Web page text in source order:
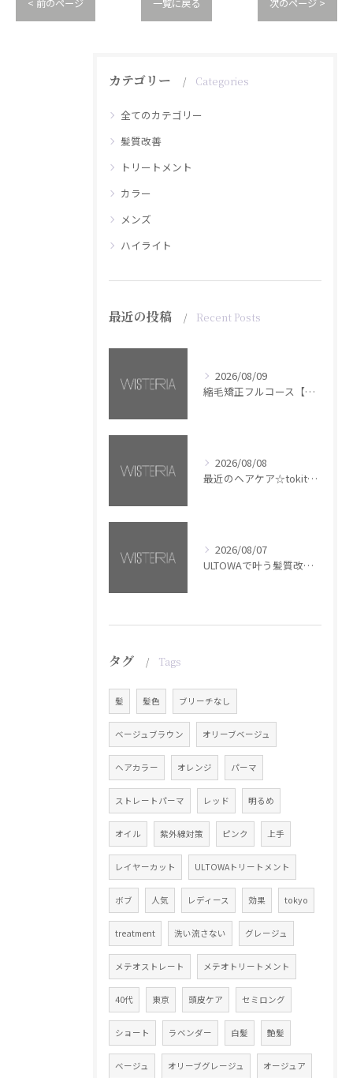
< 前のページ 一覧に戻る 次のページ >
カテゴリー Categories
全てのカテゴリー
髪質改善
トリートメント
カラー
メンズ
ハイライト
最近の投稿 Recent Posts
2026/08/09
縮毛矯正フルコース【銀座・美容室WISTERIA】
2026/08/08
最近のヘアケア☆tokita【銀座・美容室WISTERIA】
2026/08/07
ULTOWAで叶う髪質改善美髪カラー【銀座・美容室WISTERIA】
タグ Tags
髪 髪色 ブリーチなし
ベージュブラウン オリーブベージュ
ヘアカラー オレンジ パーマ
ストレートパーマ レッド 明るめ
オイル 紫外線対策 ピンク 上手
レイヤーカット ULTOWAトリートメント
ボブ 人気 レディース 効果 tokyo
treatment 洗い流さない グレージュ
メテオストレート メテオトリートメント
40代 東京 頭皮ケア セミロング
ショート ラベンダー 白髪 艶髪
ベージュ オリーブグレージュ オージュア